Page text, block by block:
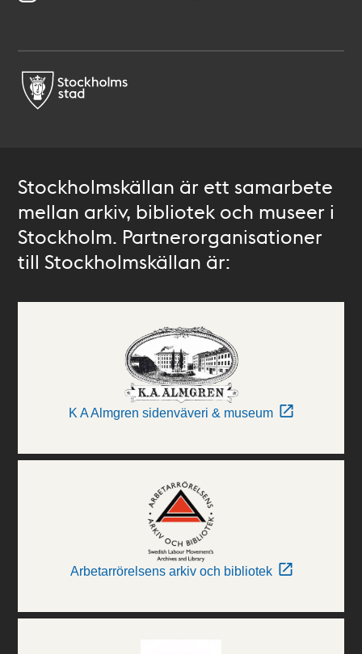
Stockholmskällan är ett samarbete
mellan arkiv, bibliotek och museer i
Stockholm. Partnerorganisationer
till Stockholmskällan är:
K A Almgren sidenväveri & museum
Arbetarrörelsens arkiv och bibliotek